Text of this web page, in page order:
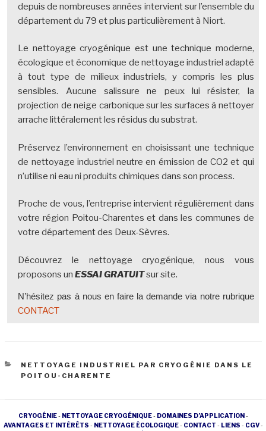
depuis de nombreuses années intervient sur l’ensemble du
département du 79 et plus particulièrement à Niort.
Le nettoyage cryogénique est une technique moderne,
écologique et économique de nettoyage industriel adapté
à tout type de milieux industriels, y compris les plus
sensibles. Aucune salissure ne peux lui résister, la
projection de neige carbonique sur les surfaces à nettoyer
arrache littéralement les résidus du substrat.
Préservez l’environnement en choisissant une technique
de nettoyage industriel neutre en émission de CO2 et qui
n’utilise ni eau ni produits chimiques dans son process.
Proche de vous, l’entreprise intervient régulièrement dans
votre région Poitou-Charentes et dans les communes de
votre département des Deux-Sèvres.
Découvrez le nettoyage cryogénique, nous vous
proposons unESSAI GRATUITsur site.
N’hésitez pas à nous en faire la demande via notre rubrique
CONTACT
CATÉGORIES
NETTOYAGE INDUSTRIEL PAR CRYOGÉNIE DANS LE
POITOU-CHARENTE
CRYOGÉNIE- NETTOYAGE CRYOGÉNIQUE- DOMAINES D’APPLICATION-
AVANTAGES ET INTÉRÊTS - NETTOYAGE ÉCOLOGIQUE- CONTACT - LIENS - CGV-